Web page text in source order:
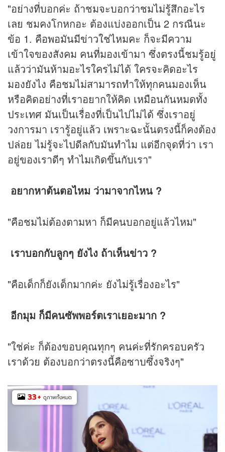
"อย่างที่บอกค่ะ ถ้าชมจะบอกว่าชมไม่รู้สึกอะไร
เลย ชมคงโกหกอะ ต้องแบ่งออกเป็น 2 กรณีนะ
ข้อ 1. คือพอมันมีข่าวใช่ไหมคะ ก็จะมีความ
เข้าใจของสังคม คนที่มองเข้ามา ซึ่งตรงนี้ชมรู้อยู่
แล้วว่ามันห้ามอะไรใครไม่ได้ ใครจะคิดอะไร
มองยังไง คือชมไม่สามารถทำให้ทุกคนมองเห็น
หรือคิดอย่างที่เราอยากให้คิด เหมือนกันหมดทั้ง
ประเทศ มันเป็นเรื่องที่เป็นไปไม่ได้ ซึ่งเราอยู่
วงการมา เรารู้อยู่แล้ว เพราะฉะนั้นตรงนี้ก็คงต้อง
ปล่อย ไม่รู้จะไปดีลกับมันทำไม แต่อีกจุดที่ว่า เรา
อยู่ของเราดีๆ ทำไมเกิดขึ้นกับเรา"
อยากหาต้นตอไหม ว่ามาจากไหน ?
"คือชมไม่ต้องตามหา ก็มีคนบอกอยู่แล้วไหม"
เราบอกกับลูกๆ ยังไง ถ้าเห็นข่าว ?
"คือเด็กก็ยังเด็กมากค่ะ ยังไม่รู้เรื่องอะไร"
อีกมุม ก็มีคนซัพพอร์ตเราเยอะมาก ?
"ใช่ค่ะ ก็ต้องขอบคุณทุกๆ คนค่ะที่รักครอบครัว
เราด้วย ต้องบอกว่าตรงนี้คือซาบซึ้งจริงๆ"
33+ ดูภาพทั้งหมด